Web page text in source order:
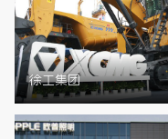
徐工集团